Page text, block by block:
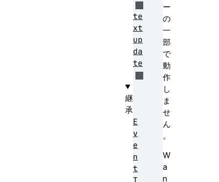
ー
の
一
部
で
動
作
し
ま
せ
ん
。
W
a
n
te
xt
up
da
te
継
承
E
v
e
n
t